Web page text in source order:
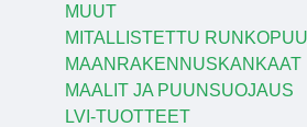
MUUT
MITALLISTETTU
MAANRAKENNUSKANKAAT
MAALIT JA PUUNSUOJAUS
LVI-TUOTTEET